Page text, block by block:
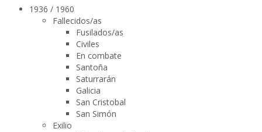
1936 / 1960
Fallecidos/as
Fusilados/as
Civiles
En combate
Santoña
Saturrarán
Galicia
San Cristobal
San Simón
Exilio